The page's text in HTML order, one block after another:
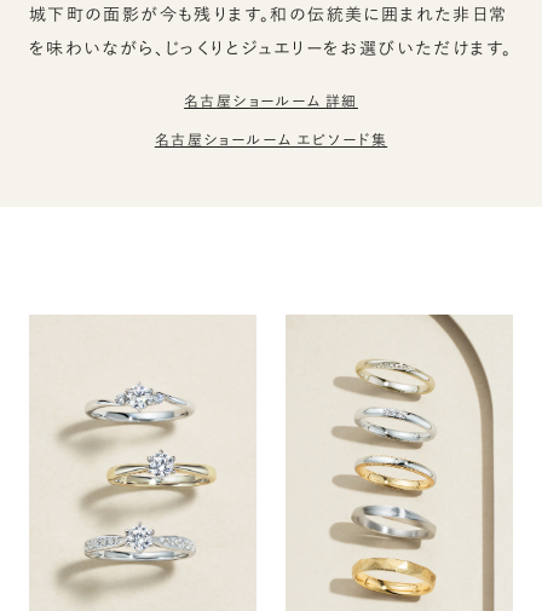
城下町の面影が今も残ります。和の伝統美に囲まれた非日常
を味わいながら、じっくりとジュエリーをお選びいただけます。
名古屋ショールーム 詳細
名古屋ショールーム エピソード集